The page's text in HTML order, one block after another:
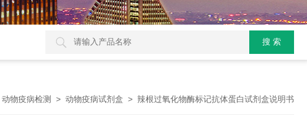
动物疫病检测 > 动物疫病试剂盒 > 辣根过氧化物酶标记抗体蛋白试剂盒说明书